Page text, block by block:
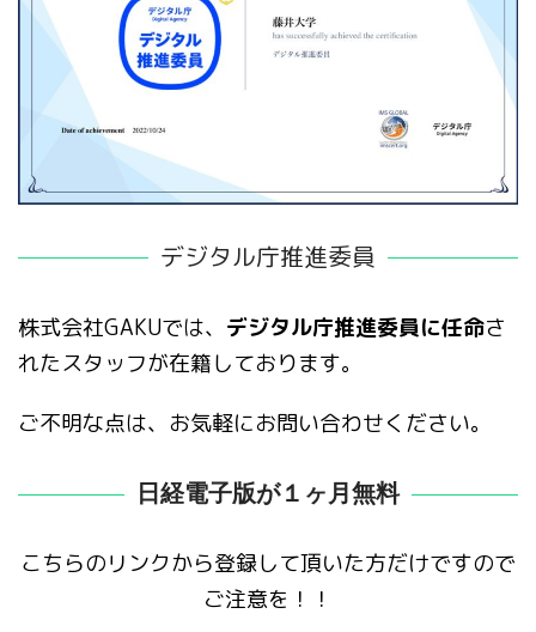
デジタル庁推進委員
株式会社GAKUでは、 デジタル庁推進委員に任命さ
れたスタッフが在籍しております。
ご不明な点は、お気軽にお問い合わせください。
日経電子版が１ヶ月無料
こちらのリンクから登録して頂いた方だけですので
ご注意を！！